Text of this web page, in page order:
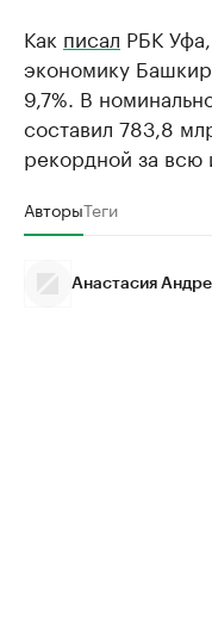
Как писал РБК
экономику
9,7%. В
составил 783,8
рекордной за всю
АвторыТеги
Анастасия